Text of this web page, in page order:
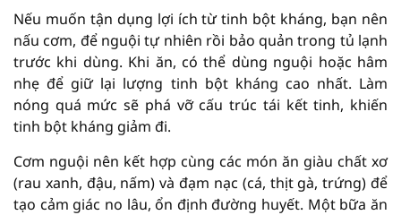
Nếu muốn tận dụng lợi ích từ tinh bột kháng, bạn nên
nấu cơm, để nguội tự nhiên rồi bảo quản trong tủ lạnh
trước khi dùng. Khi ăn, có thể dùng nguội hoặc hâm
nhẹ để giữ lại lượng tinh bột kháng cao nhất. Làm
nóng quá mức sẽ phá vỡ cấu trúc tái kết tinh, khiến
tinh bột kháng giảm đi.
Cơm nguội nên kết hợp cùng các món ăn giàu chất xơ
(rau xanh, đậu, nấm) và đạm nạc (cá, thịt gà, trứng) để
tạo cảm giác no lâu, ổn định đường huyết. Một bữa ăn